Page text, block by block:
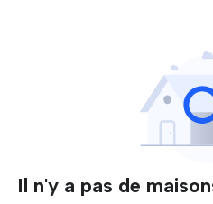
Il n'y a pas de